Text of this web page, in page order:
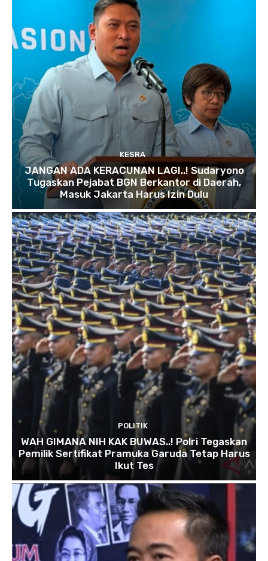
KESRA
JANGAN ADA KERACUNAN LAGI..! Sudaryono
Tugaskan Pejabat BGN Berkantor di Daerah,
Masuk Jakarta Harus Izin Dulu
POLITIK
WAH GIMANA NIH KAK BUWAS..! Polri Tegaskan
Pemilik Sertifikat Pramuka Garuda Tetap Harus
Ikut Tes